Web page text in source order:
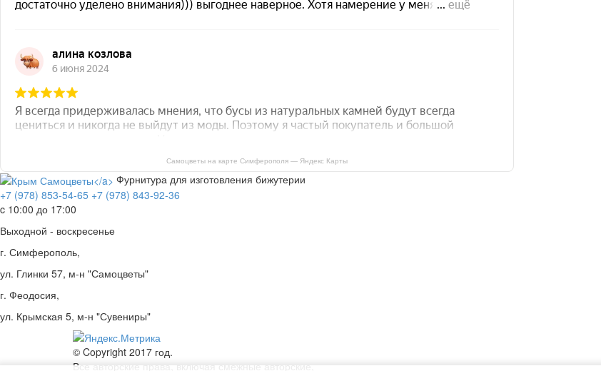
Самоцветы на карте Симферополя — Яндекс Карты
Фурнитура для изготовления бижутерии
+7 (978) 853-54-65 +7 (978) 843-92-36
c 10:00 до 17:00
Выходной - воскресенье
г. Симферополь,
ул. Глинки 57, м-н "Самоцветы"
г. Феодосия,
ул. Крымская 5, м-н "Сувениры"
© Copyright 2017 год.
Все авторские права, включая смежные авторские,